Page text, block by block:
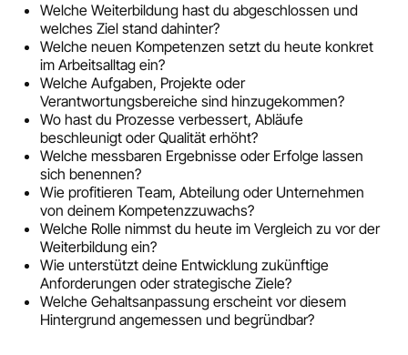
Welche Weiterbildung hast du abgeschlossen und
welches Ziel stand dahinter?
Welche neuen Kompetenzen setzt du heute konkret
im Arbeitsalltag ein?
Welche Aufgaben, Projekte oder
Verantwortungsbereiche sind hinzugekommen?
Wo hast du Prozesse verbessert, Abläufe
beschleunigt oder Qualität erhöht?
Welche messbaren Ergebnisse oder Erfolge lassen
sich benennen?
Wie profitieren Team, Abteilung oder Unternehmen
von deinem Kompetenzzuwachs?
Welche Rolle nimmst du heute im Vergleich zu vor der
Weiterbildung ein?
Wie unterstützt deine Entwicklung zukünftige
Anforderungen oder strategische Ziele?
Welche Gehaltsanpassung erscheint vor diesem
Hintergrund angemessen und begründbar?